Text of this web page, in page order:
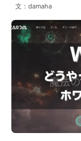
文：damaha